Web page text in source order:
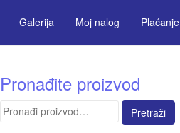
Galerija Moj nalog Plaćanje
Pronađite proizvod
Pretraga